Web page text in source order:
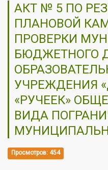
АКТ № 5 ПО
ПЛАНОВОЙ
ПРОВЕРКИ
БЮДЖЕТНОГО
УЧРЕЖДЕНИЯ
«РУЧЕЕК»
ВИДА
Просмотров: 454